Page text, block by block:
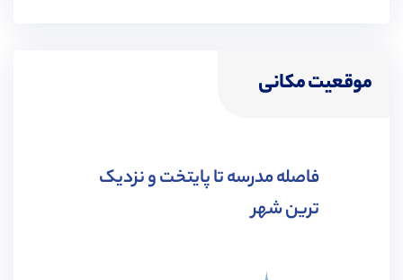
موقعیت مکانی
فاصله مدرسه تا پایتخت و نزدیک
ترین شهر